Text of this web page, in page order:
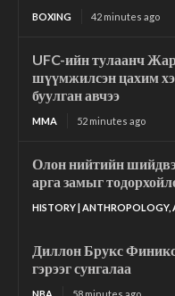
BOXING 42 minutes ago
UFC-ийн тулаанч
шүүмжилсэн цахим
буулган авчээ
MMA 52 minutes ago
Олон нийтийн
арга замыг
HISTORY | ANTHROPOLOGY,
Диллон Брукс
гэрээг сунгалаа